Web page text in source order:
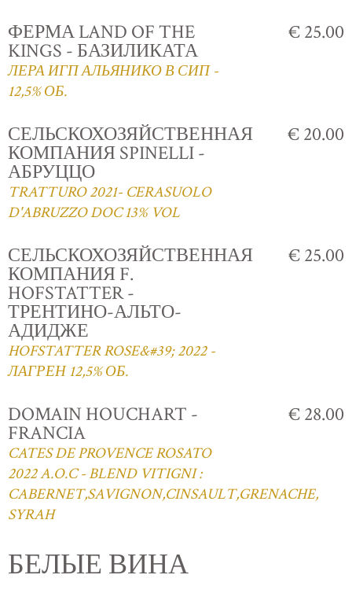
ФЕРМА LAND OF THE
KINGS - БАЗИЛИКАТА
ЛЕРА ИГП АЛЬЯНИКО В СИП -
12,5% ОБ.
€ 25.00
СЕЛЬСКОХОЗЯЙСТВЕННАЯ
КОМПАНИЯ SPINELLI -
АБРУЦЦО
TRATTURO 2021- CERASUOLO
D'ABRUZZO DOC 13% VOL
€ 20.00
СЕЛЬСКОХОЗЯЙСТВЕННАЯ
КОМПАНИЯ F.
HOFSTATTER -
ТРЕНТИНО-АЛЬТО-
АДИДЖЕ
HOFSTATTER ROSE&#39; 2022 -
ЛАГРЕН 12,5% ОБ.
€ 25.00
DOMAIN HOUCHART -
FRANCIA
CATES DE PROVENCE ROSATO
2022 A.O.C - BLEND VITIGNI :
CABERNET,SAVIGNON,CINSAULT,GRENACHE,
SYRAH
€ 28.00
БЕЛЫЕ ВИНА